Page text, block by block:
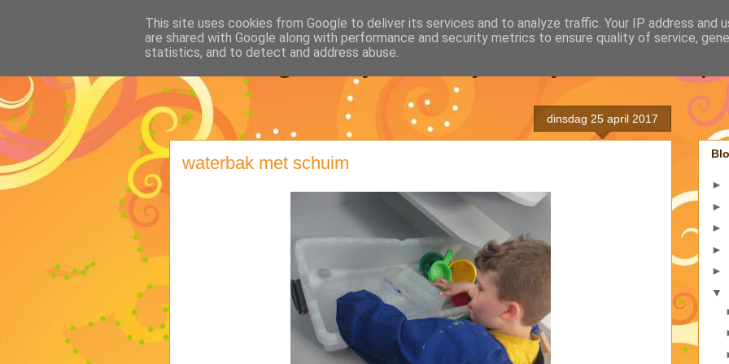
Klasblog van juf Kaatje en juf Véronique
dinsdag 25 april 2017
waterbak met schuim
►
►
►
►
►
▼
This site uses cookies from Google to deliver its services and to analyze traffic. Your IP address and
are shared with Google along with performance and security metrics to ensure quality of service,
statistics, and to detect and address abuse.